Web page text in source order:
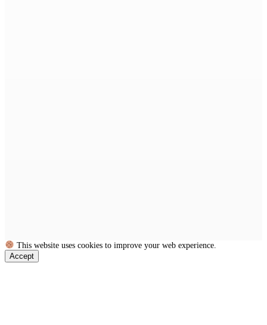
This website uses cookies to improve your web experience.
Accept